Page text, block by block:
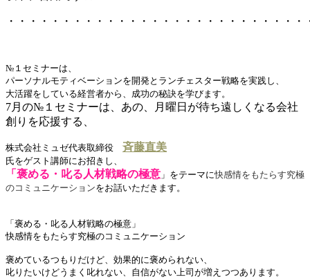
・・・・・・・・・・・・・・・・・・・・・・・・・・
№１セミナーは、
パーソナルモティベーションを開発とランチェスター戦略を実践し、
大活躍をしている経営者から、成功の秘訣を学びます。
7月の№１セミナーは、あの、月曜日が待ち遠しくなる会社
創りを応援する、
株式会社ミュゼ代表取締役斉藤直美
氏をゲスト講師にお招きし、
「褒める・叱る人材戦略の極意 」をテーマに快感情をもたらす究極
のコミュニケーションをお話いただきます。
「褒める・叱る人材戦略の極意」
快感情をもたらす究極のコミュニケーション
褒めているつもりだけど、効果的に褒められない、
叱りたいけどうまく叱れない、自信がない上司が増えつつあります。